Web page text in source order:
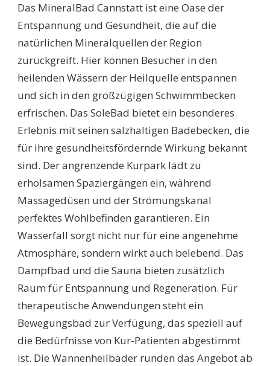
Das MineralBad Cannstatt ist eine Oase der
Entspannung und Gesundheit, die auf die
natürlichen Mineralquellen der Region
zurückgreift. Hier können Besucher in den
heilenden Wässern der Heilquelle entspannen
und sich in den großzügigen Schwimmbecken
erfrischen. Das SoleBad bietet ein besonderes
Erlebnis mit seinen salzhaltigen Badebecken, die
für ihre gesundheitsfördernde Wirkung bekannt
sind. Der angrenzende Kurpark lädt zu
erholsamen Spaziergängen ein, während
Massagedüsen und der Strömungskanal
perfektes Wohlbefinden garantieren. Ein
Wasserfall sorgt nicht nur für eine angenehme
Atmosphäre, sondern wirkt auch belebend. Das
Dampfbad und die Sauna bieten zusätzlich
Raum für Entspannung und Regeneration. Für
therapeutische Anwendungen steht ein
Bewegungsbad zur Verfügung, das speziell auf
die Bedürfnisse von Kur-Patienten abgestimmt
ist. Die Wannenheilbäder runden das Angebot ab